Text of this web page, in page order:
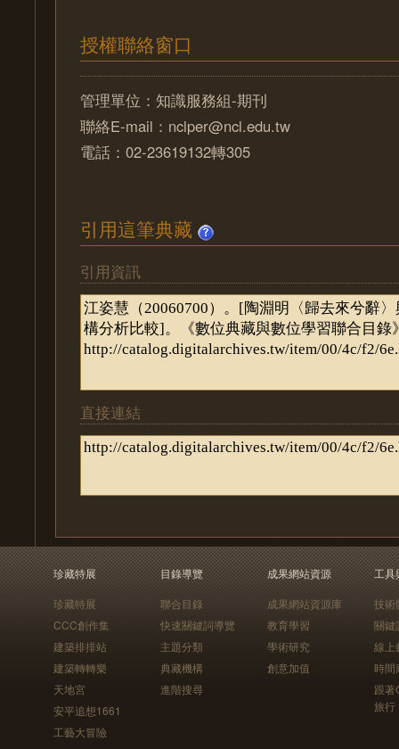
授權聯絡窗口
管理單位：知識服務組-期刊
聯絡E-mail：nclper@ncl.edu.tw
電話：02-23619132轉305
引用這筆典藏
引用資訊
直接連結
珍藏特展
珍藏特展
CCC創作集
建築排排站
建築轉轉樂
天地宮
安平追想1661
工藝大冒險
目錄導覽
聯合目錄
快速關鍵詞導覽
主題分類
典藏機構
進階搜尋
成果網站資源
成果網站資源庫
教育學習
學術研究
創意加值
工具
技術
關鍵
線上
時間
跟
旅行